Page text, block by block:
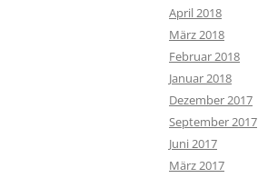
April 2018
März 2018
Februar 2018
Januar 2018
Dezember 2017
September 2017
Juni 2017
März 2017